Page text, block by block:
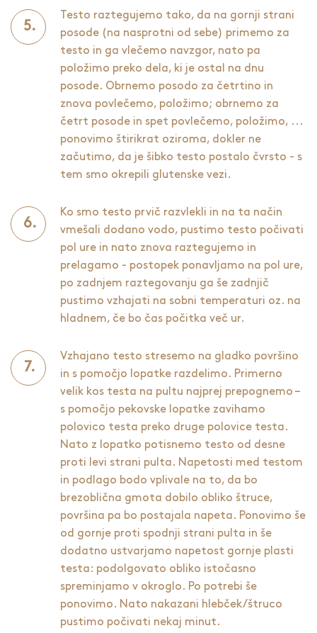
Testo raztegujemo tako, da na gornji strani
posode (na nasprotni od sebe) primemo za
testo in ga vlečemo navzgor, nato pa
položimo preko dela, ki je ostal na dnu
posode. Obrnemo posodo za četrtino in
znova povlečemo, položimo; obrnemo za
četrt posode in spet povlečemo, položimo, ...
ponovimo štirikrat oziroma, dokler ne
začutimo, da je šibko testo postalo čvrsto - s
tem smo okrepili glutenske vezi.
Ko smo testo prvič razvlekli in na ta način
vmešali dodano vodo, pustimo testo počivati
pol ure in nato znova raztegujemo in
prelagamo - postopek ponavljamo na pol ure,
po zadnjem raztegovanju ga še zadnjič
pustimo vzhajati na sobni temperaturi oz. na
hladnem, če bo čas počitka več ur.
Vzhajano testo stresemo na gladko površino
in s pomočjo lopatke razdelimo. Primerno
velik kos testa na pultu najprej prepognemo –
s pomočjo pekovske lopatke zavihamo
polovico testa preko druge polovice testa.
Nato z lopatko potisnemo testo od desne
proti levi strani pulta. Napetosti med testom
in podlago bodo vplivale na to, da bo
brezoblična gmota dobilo obliko štruce,
površina pa bo postajala napeta. Ponovimo še
od gornje proti spodnji strani pulta in še
dodatno ustvarjamo napetost gornje plasti
testa: podolgovato obliko istočasno
spreminjamo v okroglo. Po potrebi še
ponovimo. Nato nakazani hlebček/štruco
pustimo počivati nekaj minut.